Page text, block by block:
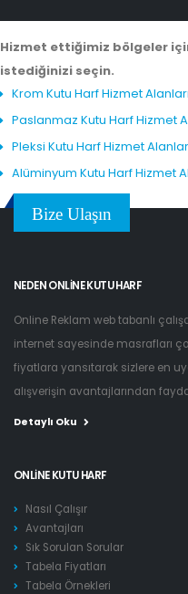
Hizmet ettiğimiz bölgeler
istediğinizi seçin.
Krom Kutu Harf Hizmet Alanları
Paslanmaz Kutu Harf Hizmet
Pleksi Kutu Harf Hizmet
Alüminyum Kutu Harf Hizmet
Bize Ulaşın
NEDEN ONLINE KUTU HARF
Online Reklam web tabanlı
internet sayesinde masrafları
fiyatlara yansıtarak sizlere en
alışverişin avantajlarından
Detaylı Oku
ONLINE KUTU HARF
Nasıl Çalışır
Avantajları
Sık Sorulan Sorular
Tabela Fiyatları
Tabela Örnekleri